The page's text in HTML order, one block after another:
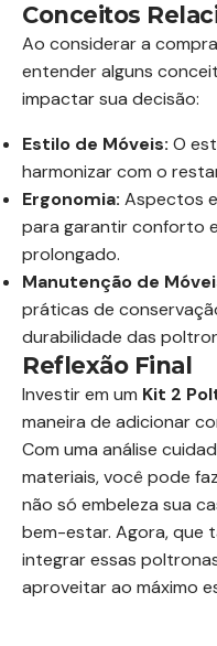
Conceitos
Ao considerar a
entender alguns
impactar sua decisão:
Estilo de Móveis: O
harmonizar com o
Ergonomia: Aspectos
para garantir conforto
prolongado.
Manutenção de
práticas de
durabilidade das
Reflexão Final
Investir em um Kit 2
maneira de adicionar
Com uma análise
materiais, você pode
não só embeleza sua
bem-estar. Agora, que
integrar essas
aproveitar ao máximo